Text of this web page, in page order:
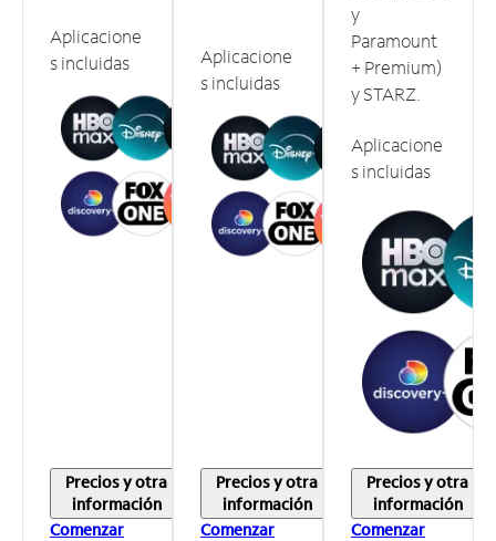
Aplicacione
s incluidas
Precios y otra
información
Comenzar
Aplicacione
s incluidas
Precios y otra
información
Comenzar
y
Paramount
+ Premium)
y STARZ.
Aplicacione
s incluidas
Precios y otra
información
Comenzar